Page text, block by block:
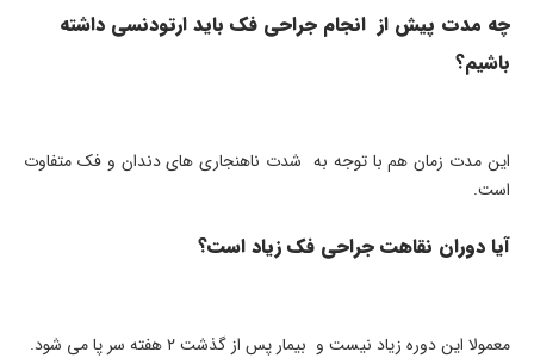
چه مدت پیش از انجام جراحی فک باید ارتودنسی داشته
باشیم؟
این مدت زمان هم با توجه به شدت ناهنجاری های دندان و فک متفاوت
است.
آیا دوران نقاهت جراحی فک زیاد است؟
معمولا این دوره زیاد نیست و بیمار پس از گذشت ۲ هفته سر پا می شود.